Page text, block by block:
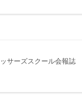
サーズスクール会報誌